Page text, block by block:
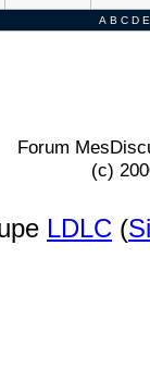
A B C D E
Forum
(c)
LDLC (